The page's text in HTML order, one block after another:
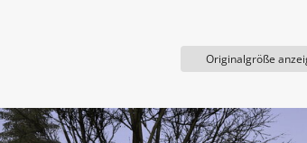
Originalgröße